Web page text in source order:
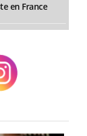
en France